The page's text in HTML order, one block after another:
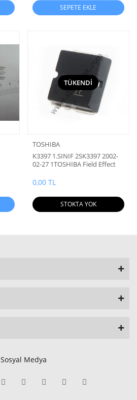
SEPETE EKLE
TÜKENDİ
TOSHIBA
K3397 1.SINIF 2SK3397 2002-
02-27 1TOSHIBA Field Effect
MOS Type (U-MOSII)
0,00 TL
STOKTA YOK
Sosyal Medya